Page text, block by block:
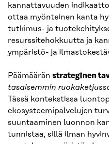
kannattavuuden
ottaa myönteinen kanta
tutkimus- ja
resurssitehokkuutta ja
ympäristö- ja
Päämäärän strateginen
tasaisemmin
Tässä kontekstissa
ekosysteemipalvelujen
suuntaaminen luonnon
tunnistaa, sillä ilman